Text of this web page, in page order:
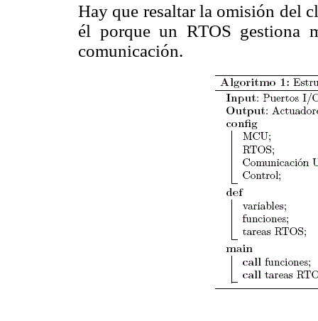
Hay que resaltar la omisión del
él porque un RTOS gestiona
comunicación.